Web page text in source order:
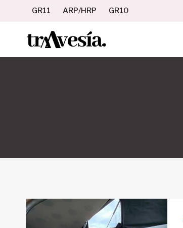
contenido
GR11 ARP/HRP GR10